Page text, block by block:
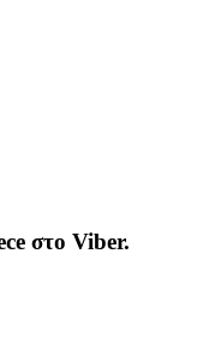
στο Viber.